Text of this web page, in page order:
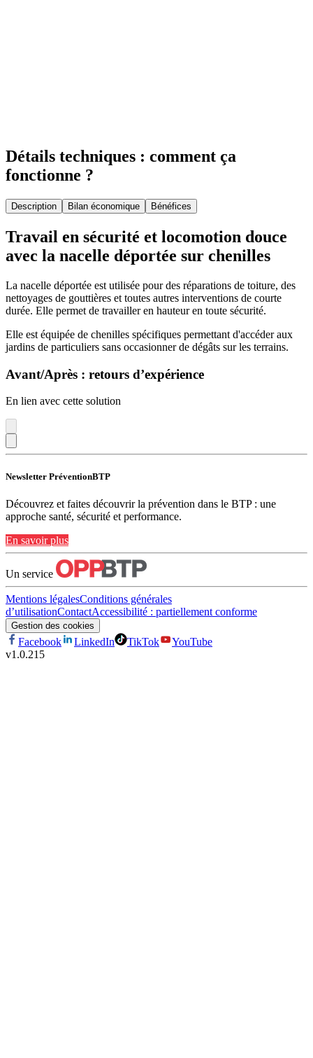
Détails techniques : comment ça
fonctionne ?
Description Bilan économique Bénéfices
Travail en sécurité et locomotion douce
avec la nacelle déportée sur chenilles
La nacelle déportée est utilisée pour des réparations de toiture, des
nettoyages de gouttières et toutes autres interventions de courte
durée. Elle permet de travailler en hauteur en toute sécurité.
Elle est équipée de chenilles spécifiques permettant d'accéder aux
jardins de particuliers sans occasionner de dégâts sur les terrains.
Avant/Après : retours d’expérience
En lien avec cette solution
Newsletter PréventionBTP
Découvrez et faites découvrir la prévention dans le BTP : une
approche santé, sécurité et performance.
En savoir plus
Un service
Mentions légalesConditions générales
d’utilisationContactAccessibilité : partiellement conforme
Gestion des cookies
Facebook LinkedIn TikTok
YouTube
v1.0.215